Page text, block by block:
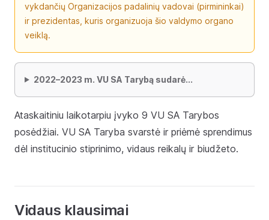
vykdančių Organizacijos padalinių vadovai (pirmininkai)
ir prezidentas, kuris organizuoja šio valdymo organo
veiklą.
2022–2023 m. VU SA Tarybą sudarė...
Ataskaitiniu laikotarpiu įvyko 9 VU SA Tarybos
posėdžiai. VU SA Taryba svarstė ir priėmė sprendimus
dėl institucinio stiprinimo, vidaus reikalų ir biudžeto.
Vidaus klausimai